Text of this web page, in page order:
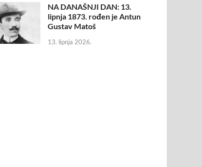
NA DANAŠNJI DAN: 13.
lipnja 1873. rođen je Antun
Gustav Matoš
13. lipnja 2026.